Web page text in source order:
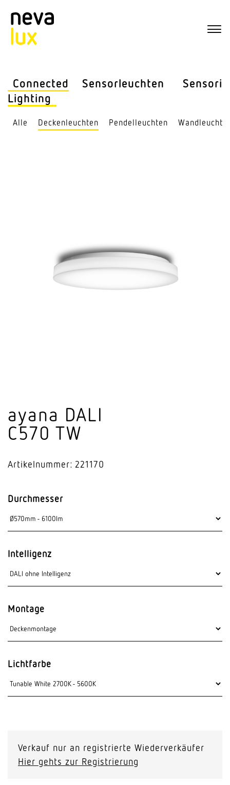
Connected
Lighting
Sensor­leuchten Sensorik
Alle Decken­leuchten Pendel­leuchten
ayana DALI
C570 TW
Artikelnummer: 221170
Durchmesser
Intelligenz
Montage
Lichtfarbe
Verkauf nur an registrierte Wiederverkäufer
Hier gehts zur Registrierung